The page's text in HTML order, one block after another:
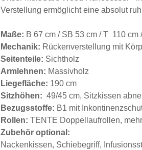
Verstellung ermöglicht eine absolut
Maße: B 67 cm / SB 53 cm / T 110 cm
Mechanik: Rückenverstellung mit
Seitenteile: Sichtholz
Armlehnen: Massivholz
Liegefläche: 190 cm
Sitzhöhen: 49/45 cm, Sitzkissen
Bezugsstoffe: B1 mit
Rollen: TENTE Doppellaufrollen,
Zubehör optional:
Nackenkissen, Schiebegriff,